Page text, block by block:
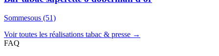
Sommesous (51)
Voir toutes les réalisations tabac & presse →
FAQ